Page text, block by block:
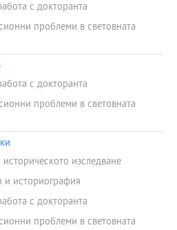
с докторанта
проблеми в световната
с докторанта
проблеми в световната
изследване
и историография
с докторанта
проблеми в световната